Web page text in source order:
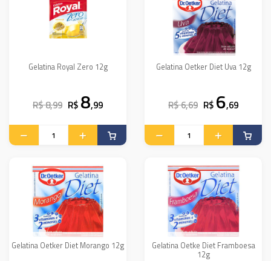
Gelatina Royal Zero 12g
R$ 8,99 R$ 8,99
Gelatina Oetker Diet Uva 12g
R$ 6,69 R$ 6,69
Gelatina Oetker Diet Morango 12g Gelatina Oetke Diet Framboesa
12g